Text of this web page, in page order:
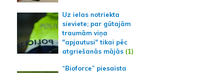
Uz ielas notriekta
sieviete; par gūtajām
traumām viņa
"apjautusi" tikai pēc
atgriešanās mājās(1)
“Bioforce” piesaista